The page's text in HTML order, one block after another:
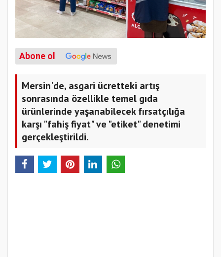
Abone ol
Mersin'de, asgari ücretteki artış
sonrasında özellikle temel gıda
ürünlerinde yaşanabilecek fırsatçılığa
karşı "fahiş fiyat" ve "etiket" denetimi
gerçekleştirildi.